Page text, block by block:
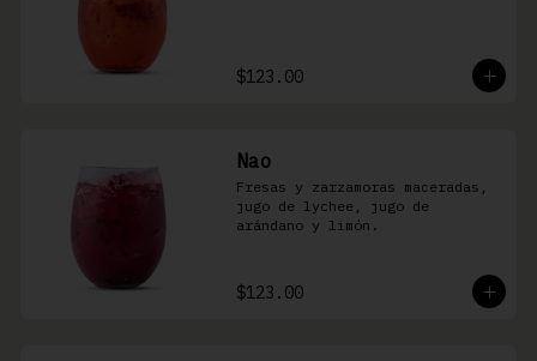
$123.00
Nao
Fresas y zarzamoras maceradas,
jugo de lychee, jugo de
arándano y limón.
$123.00